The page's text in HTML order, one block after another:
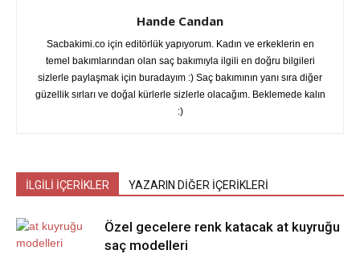
Hande Candan
Sacbakimi.co için editörlük yapıyorum. Kadın ve erkeklerin en
temel bakımlarından olan saç bakımıyla ilgili en doğru bilgileri
sizlerle paylaşmak için buradayım :) Saç bakımının yanı sıra diğer
güzellik sırları ve doğal kürlerle sizlerle olacağım. Beklemede kalın
:)
İLGİLİ İÇERİKLER YAZARIN DİĞER İÇERİKLERİ
Özel gecelere renk katacak at kuyruğu
saç modelleri